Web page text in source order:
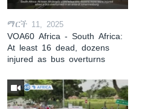
ማርች 11, 2025
VOA60 Africa - South Africa:
At least 16 dead, dozens
injured as bus overturns